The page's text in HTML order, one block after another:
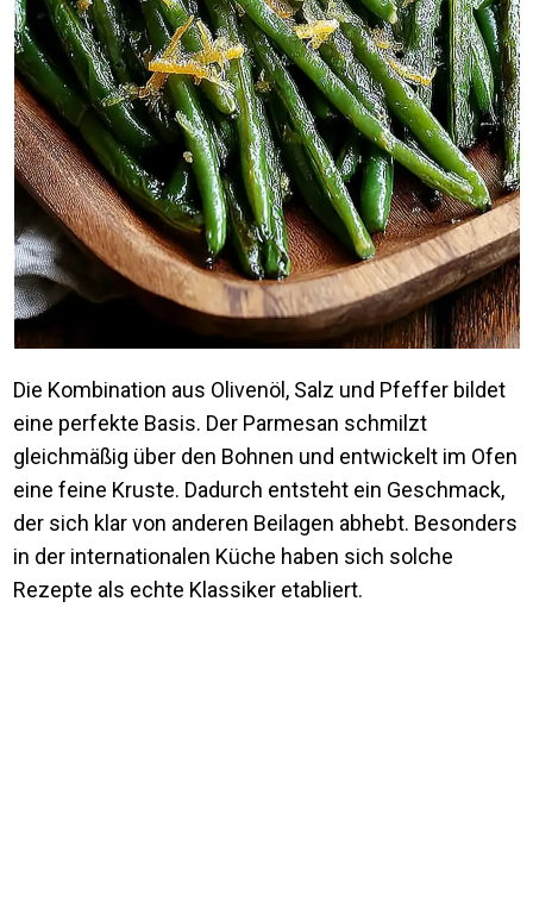
Die Kombination aus Olivenöl, Salz und Pfeffer bildet
eine perfekte Basis. Der Parmesan schmilzt
gleichmäßig über den Bohnen und entwickelt im Ofen
eine feine Kruste. Dadurch entsteht ein Geschmack,
der sich klar von anderen Beilagen abhebt. Besonders
in der internationalen Küche haben sich solche
Rezepte als echte Klassiker etabliert.